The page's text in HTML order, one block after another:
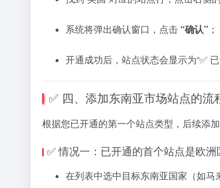
系统将弹出确认窗口， 点击 “确认” ；
开通成功后， 站点状态会显示为“✅ 已
✅ 四、 添加东南亚市场站点的流
根据您已开通的第一个站点类型， 后续添加
✅情况一： 已开通的首个站点是欧洲
在列表中选中目标东南亚国家（如马